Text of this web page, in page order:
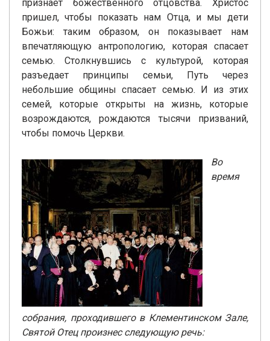
признает божественного отцовства. Христос
пришел, чтобы показать нам Отца, и мы дети
Божьи: таким образом, он показывает нам
впечатляющую антропологию, которая спасает
семью. Столкнувшись с культурой, которая
разъедает принципы семьи, Путь через
небольшие общины спасает семью. И из этих
семей, которые открыты на жизнь, которые
возрождаются, рождаются тысячи призваний,
чтобы помочь Церкви.
Во
время
собрания, проходившего в Клементинском Зале,
Святой Отец произнес следующую речь: